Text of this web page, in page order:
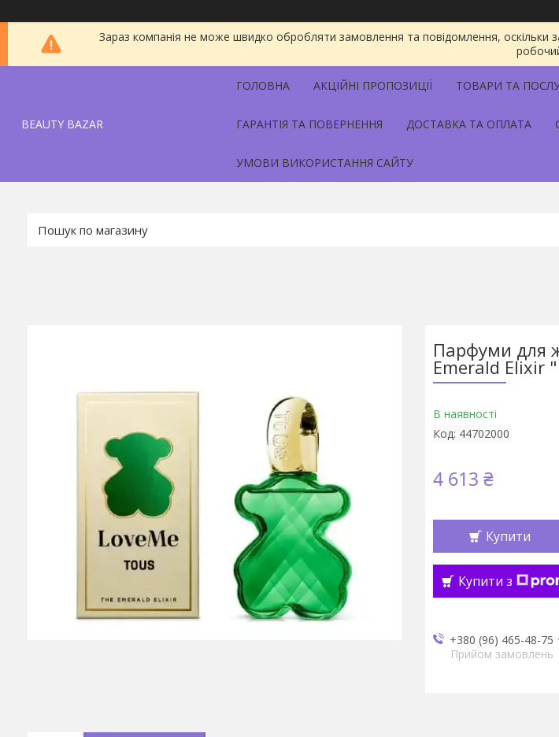
Зараз компанія не може швидко обробляти замовлення та повідомлення, оскільки
BEAUTY BAZAR
ГОЛОВНА АКЦІЙНІ ПРОПОЗИЦІЇ ТОВАРИ ТА
ГАРАНТІЯ ТА ПОВЕРНЕННЯ ДОСТАВКА ТА ОПЛАТА
УМОВИ ВИКОРИСТАННЯ САЙТУ
Парфуми для
Emerald Elixir
В наявності
Код: 44702000
4 613 ₴
Купити
Купити з
+380 (96) 465-48-75
Прийом замовлень